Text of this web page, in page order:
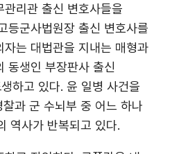
리관 출신 변호사들을
등군사법원장 출신 변호사를
는 대법관을 지내는 매형과
동생인 부장판사 출신
하고 있다. 윤 일병 사건을
찰과 군 수뇌부 중 어느 하나
역사가 반복되고 있다.